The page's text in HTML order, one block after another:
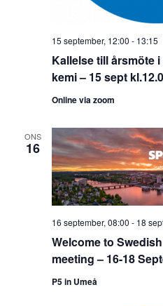
Kallelse till årsmöte
kemi – 15 sept
15 september, 12:00 - 13:15
Online via zoom
ONS
16
Welcome to
meeting – 16-18
16 september, 08:00 - 18
P5 in Umeå